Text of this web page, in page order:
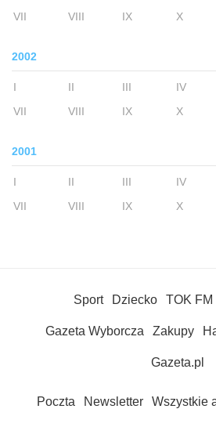
VII
VIII IX X
2002
I II III IV
VII
VIII IX X
2001
I II III IV
VII
VIII IX X
Sport Dziecko TOK FM
Gazeta Wyborcza Zakupy
Gazeta.pl
Poczta Newsletter Wszystkie